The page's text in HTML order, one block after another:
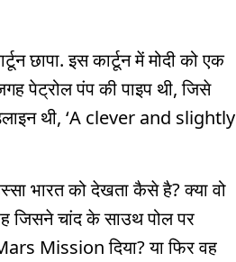
छापा. इस कार्टून में मोदी को एक
पेट्रोल पंप की पाइप थी, जिसे
थी, ‘A clever and slightly
भारत को देखता कैसे है? क्या वो
जिसने चांद के साउथ पोल पर
Mission दिया? या फिर वह